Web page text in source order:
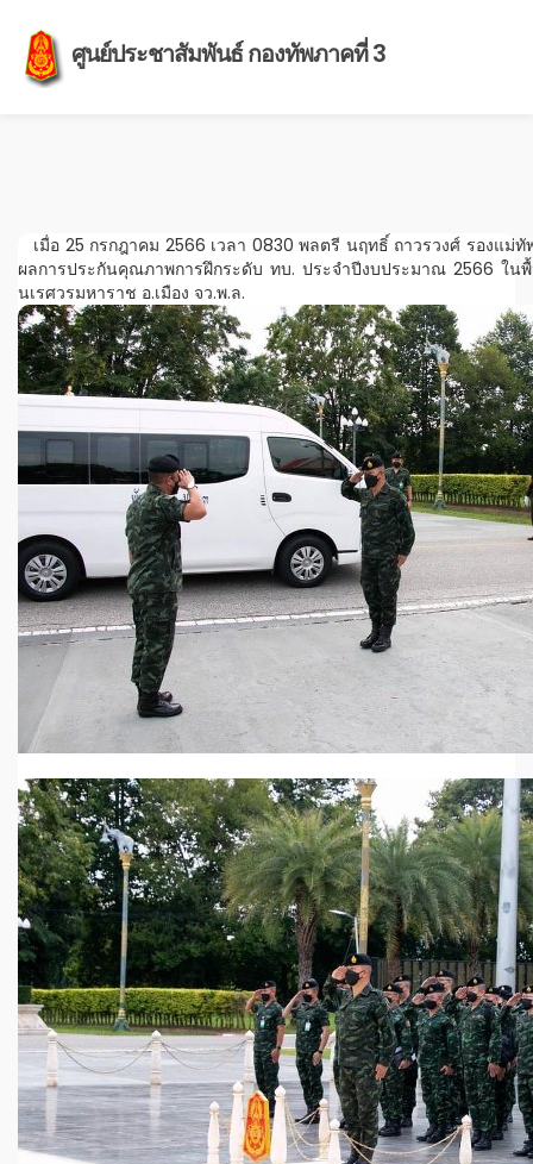
ศูนย์ประชาสัมพันธ์ กองทัพภาคที่ 3
เมื่อ 25 กรกฎาคม 2566 เวลา 0830 พลตรี นฤทธิ์ ถาวรวงศ์ รองแ
ผลการประกันคุณภาพการฝึกระดับ ทบ. ประจำปีงบประมาณ 2566 ใ
นเรศวรมหาราช อ.เมือง จว.พ.ล.